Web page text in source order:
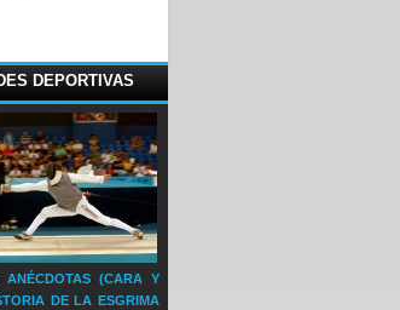
DEPORTIVAS
ANÉCDOTAS (CARA Y
DE LA ESGRIMA